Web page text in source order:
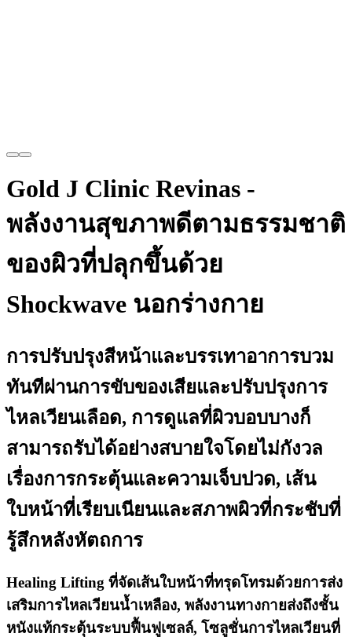
Gold J Clinic Revinas -
พลังงานสุขภาพดีตามธรรมชาติ
ของผิวที่ปลุกขึ้นด้วย
Shockwave นอกร่างกาย
การปรับปรุงสีหน้าและบรรเทาอาการบวม
ทันทีผ่านการขับของเสียและปรับปรุงการ
ไหลเวียนเลือด, การดูแลที่ผิวบอบบางก็
สามารถรับได้อย่างสบายใจโดยไม่กังวล
เรื่องการกระตุ้นและความเจ็บปวด, เส้น
ใบหน้าที่เรียบเนียนและสภาพผิวที่กระชับที่
รู้สึกหลังหัตถการ
Healing Lifting ที่จัดเส้นใบหน้าที่ทรุดโทรมด้วยการส่ง
เสริมการไหลเวียนน้ำเหลือง, พลังงานทางกายส่งถึงชั้น
หนังแท้กระตุ้นระบบฟื้นฟูเซลล์, โซลูชั่นการไหลเวียนที่